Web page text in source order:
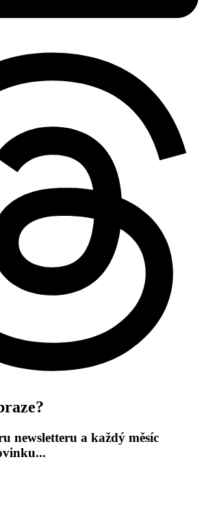
newsletteru a každý měsíc